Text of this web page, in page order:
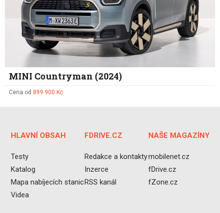
MINI Countryman (2024)
Cena od 899 900 Kč
HLAVNÍ OBSAH
Testy
Katalog
Mapa nabíjecích stanic
Videa
FDRIVE.CZ
Redakce a kontakty
Inzerce
RSS kanál
NAŠE MAGAZÍNY
mobilenet.cz
fDrive.cz
fZone.cz